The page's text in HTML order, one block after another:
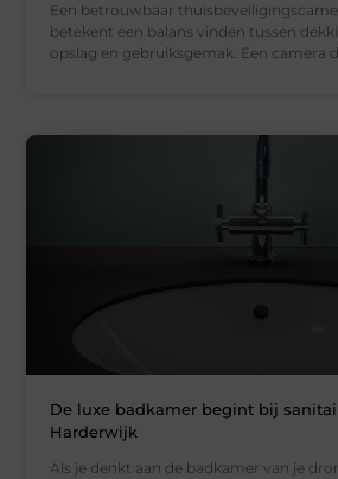
Een betrouwbaar
betekent een balans vinden tussen
opslag en gebruiksgemak. Een camera
De luxe badkamer begint bij
Harderwijk
Als je denkt aan de badkamer van je